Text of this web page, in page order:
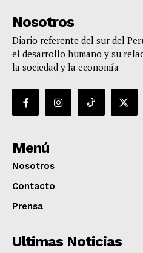
Nosotros
Diario referente del sur del
el desarrollo humano y su
la sociedad y la economía
Menú
Nosotros
Contacto
Prensa
Ultimas Noticias